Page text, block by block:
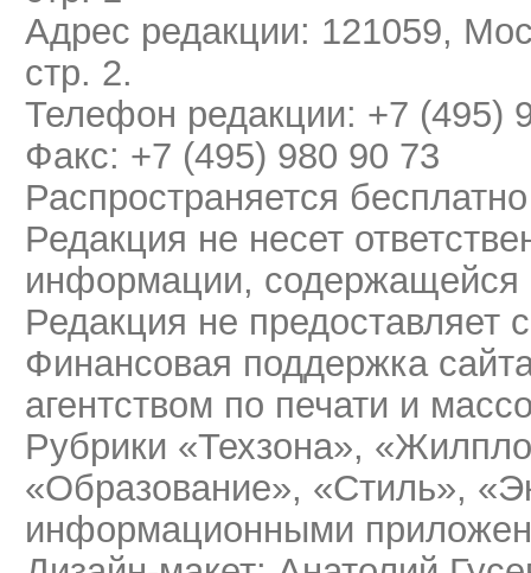
Адрес редакции: 121059,
стр. 2.
Телефон редакции: +7 (495)
Факс: +7 (495) 980 90 73
Распространяется бесплатно
Редакция не несет
информации, содержащейся
Редакция не предоставляет
Финансовая поддержка
агентством по печати и
Рубрики «Техзона»,
«Образование», «Стиль»,
информационными